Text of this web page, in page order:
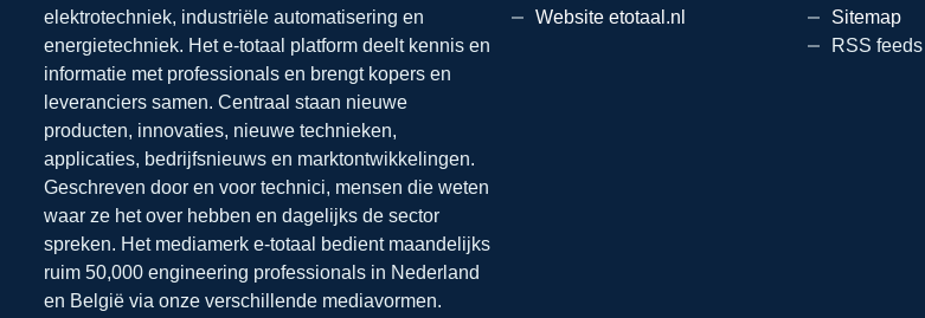
elektrotechniek, industriële automatisering en
energietechniek. Het e-totaal platform deelt kennis en
informatie met professionals en brengt kopers en
leveranciers samen. Centraal staan nieuwe
producten, innovaties, nieuwe technieken,
applicaties, bedrijfsnieuws en marktontwikkelingen.
Geschreven door en voor technici, mensen die weten
waar ze het over hebben en dagelijks de sector
spreken. Het mediamerk e-totaal bedient maandelijks
ruim 50,000 engineering professionals in Nederland
en België via onze verschillende mediavormen.
Website etotaal.nl
Sitemap
RSS feeds